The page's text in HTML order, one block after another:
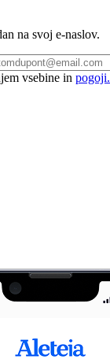
na svoj e-naslov.
vsebine in pogoji.